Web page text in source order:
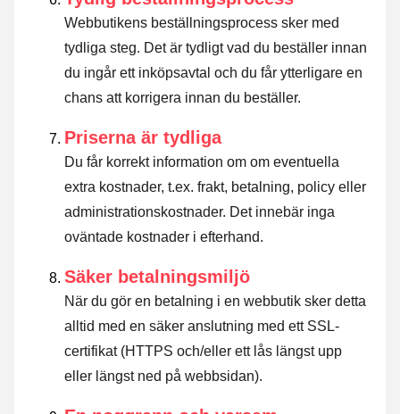
Webbutikens beställningsprocess sker med
tydliga steg. Det är tydligt vad du beställer innan
du ingår ett inköpsavtal och du får ytterligare en
chans att korrigera innan du beställer.
Priserna är tydliga
Du får korrekt information om om eventuella
extra kostnader, t.ex. frakt, betalning, policy eller
administrationskostnader. Det innebär inga
oväntade kostnader i efterhand.
Säker betalningsmiljö
När du gör en betalning i en webbutik sker detta
alltid med en säker anslutning med ett SSL-
certifikat (HTTPS och/eller ett lås längst upp
eller längst ned på webbsidan).